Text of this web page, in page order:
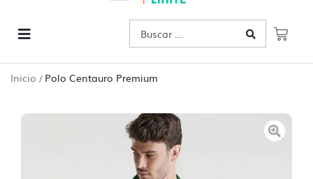
Inicio / Polo Centauro Premium